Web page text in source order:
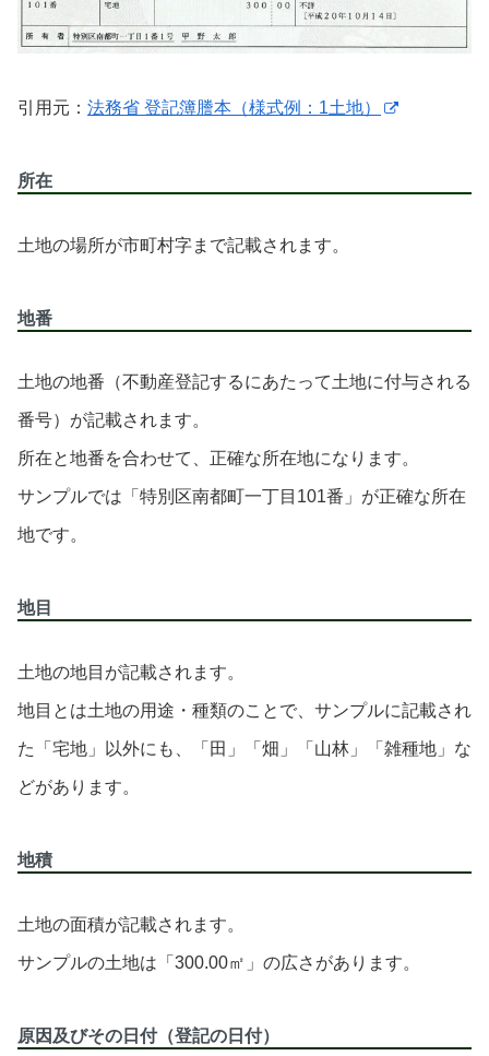
引用元： 法務省 登記簿謄本（様式例：1土地）
所在
土地の場所が市町村字まで記載されます。
地番
土地の地番（不動産登記するにあたって土地に付与される
番号）が記載されます。
所在と地番を合わせて、正確な所在地になります。
サンプルでは「特別区南都町一丁目101番」が正確な所在
地です。
地目
土地の地目が記載されます。
地目とは土地の用途・種類のことで、サンプルに記載され
た「宅地」以外にも、「田」「畑」「山林」「雑種地」な
どがあります。
地積
土地の面積が記載されます。
サンプルの土地は「300.00㎡」の広さがあります。
原因及びその日付（登記の日付）